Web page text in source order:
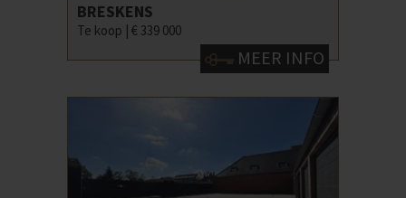
BRESKENS
Te koop | € 339 000
MEER INFO